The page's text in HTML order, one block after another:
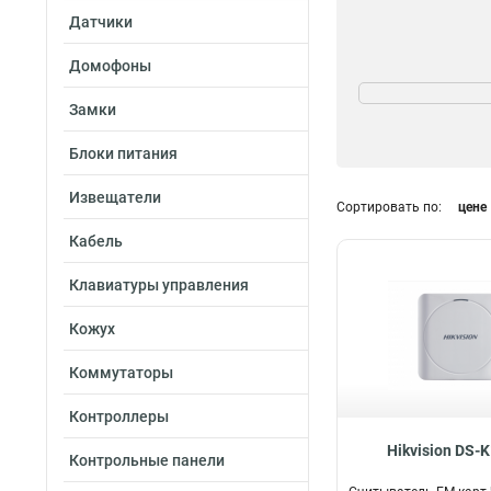
Датчики
Домофоны
Замки
Блоки питания
Извещатели
Кабель
Клавиатуры управления
Кожух
Коммутаторы
Контроллеры
Контрольные панели
IP64 12
Размер
117х675х143мм
856х865х14мм
118х76х23мм
1159х433х17мм
Сортировать по: цене
Hikvision DS-